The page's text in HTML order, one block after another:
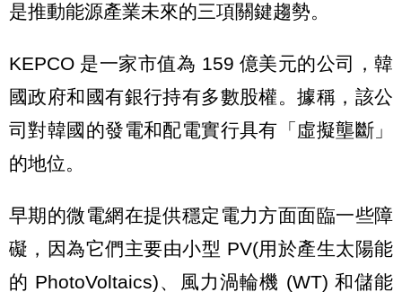
是推動能源產業未來的三項關鍵趨勢。
KEPCO 是一家市值為 159 億美元的公司，韓
國政府和國有銀行持有多數股權。據稱，該公
司對韓國的發電和配電實行具有「虛擬壟斷」
的地位。
早期的微電網在提供穩定電力方面面臨一些障
礙，因為它們主要由小型 PV(用於產生太陽能
的 PhotoVoltaics)、風力渦輪機 (WT) 和儲能